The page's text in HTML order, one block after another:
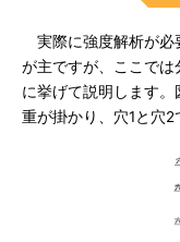
実際に強度解析が必
が主ですが、ここでは
に挙げて説明します
重が掛かり、穴1と穴2